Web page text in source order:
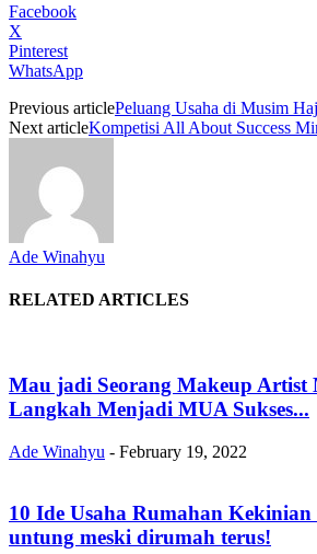
Facebook
X
Pinterest
WhatsApp
Previous articlePeluang Usaha di Musim
Next articleKompetisi All About Success
Ade Winahyu
RELATED ARTICLES
Mau jadi Seorang Makeup Artist
Langkah Menjadi MUA Sukses...
Ade Winahyu - February 19, 2022
10 Ide Usaha Rumahan
untung meski dirumah terus!